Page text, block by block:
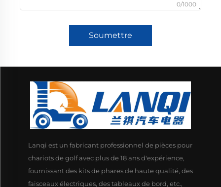
0/1000
Soumettre
Lanqi est un fabricant professionnel de pièces pour
chariots de golf avec plus de 18 ans d'expérience,
fournissant des kits de phares de haute qualité, des
faisceaux électriques, des tableaux de bord, etc.,